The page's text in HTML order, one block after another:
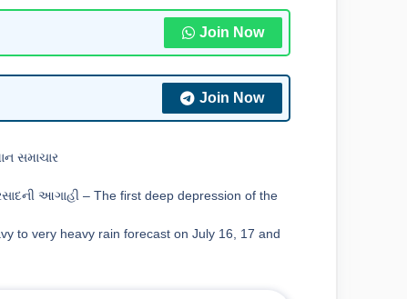
Join Now
Join Now
સમાચાર
આગાહી – The first deep depression of the
to very heavy rain forecast on July 16, 17 and